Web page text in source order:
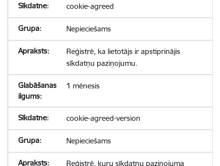
cookie-agreed
Nepieciešams
Reģistrē, ka lietotājs ir apstiprinājis
sīkdatņu paziņojumu.
1 mēnesis
cookie-agreed-version
Nepieciešams
Reģistrē, kuru sīkdatņu paziņojuma